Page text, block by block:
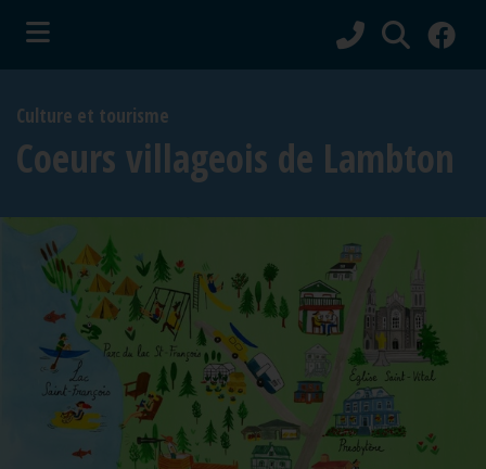
(Culture et tourisme )
Culture et tourisme
Coeurs villageois de Lambton